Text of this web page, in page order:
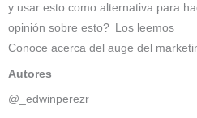
y usar esto como alternativa para
opinión sobre esto? Los leemos
Conoce acerca del auge del
Autores
@_edwinperezr